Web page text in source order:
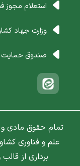
استعلام مجوز
وزارت جهاد
صندوق حمایت
تمام حقوق مادی
علم و فناوری
برداری از